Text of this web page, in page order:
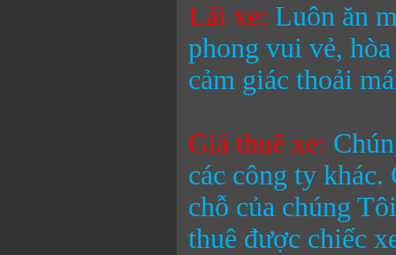
Lái xe: Luôn ăn
phong vui vẻ,
cảm giác thoải
Giá thuê xe:
các công ty
chỗ của chúng
thuê được chiếc